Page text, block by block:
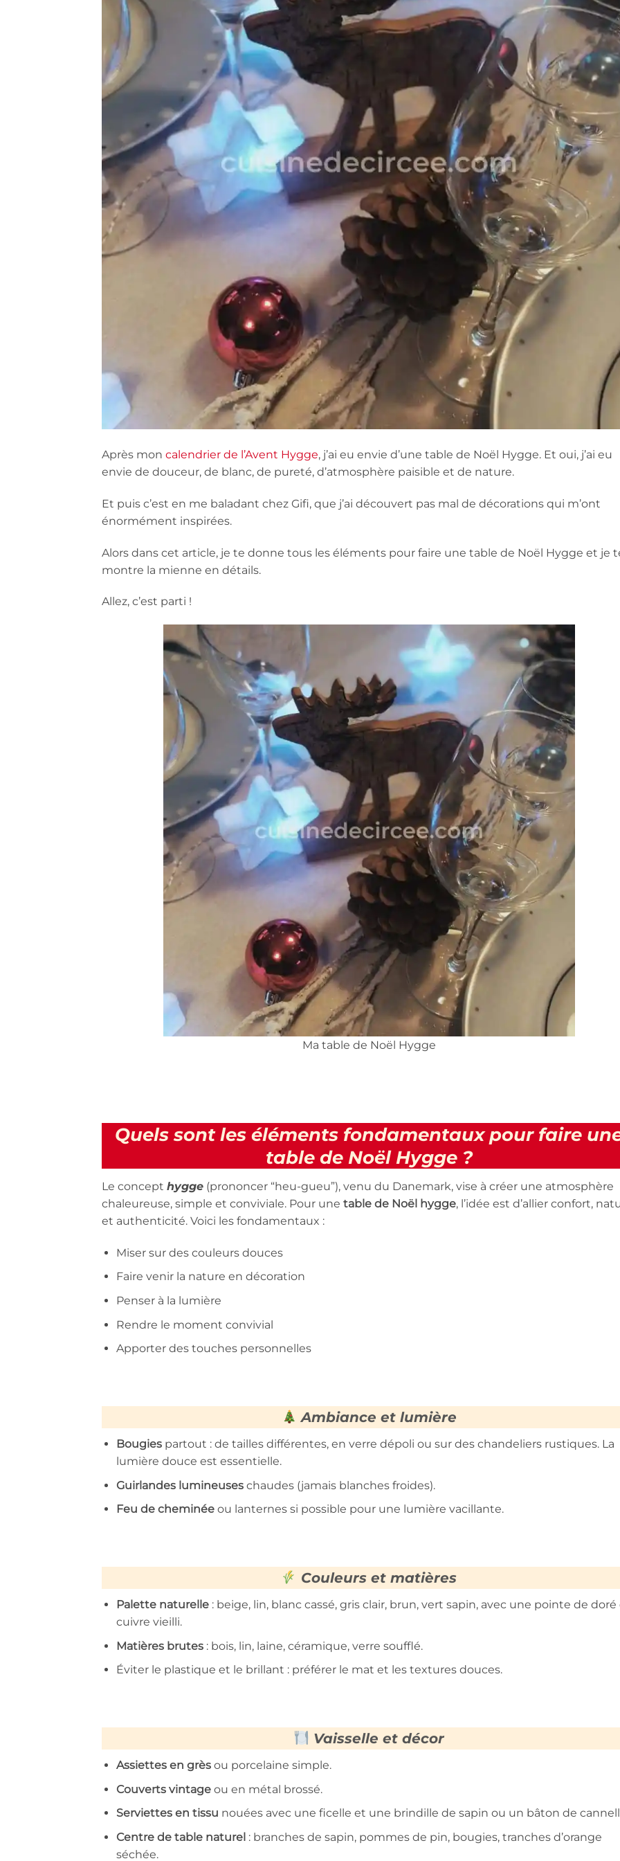
Après mon calendrier de l’Avent Hygge, j’ai eu envie d’une table de Noël Hygge. Et oui, j’ai eu
envie de douceur, de blanc, de pureté, d’atmosphère paisible et de nature.
Et puis c’est en me baladant chez Gifi, que j’ai découvert pas mal de décorations qui m’ont
énormément inspirées.
Alors dans cet article, je te donne tous les éléments pour faire une table de Noël Hygge et je
montre la mienne en détails.
Allez, c’est parti !
Ma table de Noël Hygge
Quels sont les éléments fondamentaux pour faire
table de Noël Hygge ?
Le concept hygge (prononcer “heu-gueu”), venu du Danemark, vise à créer une atmosphère
chaleureuse, simple et conviviale. Pour une table de Noël hygge, l’idée est d’allier confort,
et authenticité. Voici les fondamentaux :
Miser sur des couleurs douces
Faire venir la nature en décoration
Penser à la lumière
Rendre le moment convivial
Apporter des touches personnelles
Ambiance et lumière
Bougiespartout : de tailles différentes, en verre dépoli ou sur des chandeliers rustiques. La
lumière douce est essentielle.
Guirlandes lumineuseschaudes (jamais blanches froides).
Feu de cheminéeou lanternes si possible pour une lumière vacillante.
Couleurs et matières
Palette naturelle: beige, lin, blanc cassé, gris clair, brun, vert sapin, avec une pointe de doré
cuivre vieilli.
Matières brutes: bois, lin, laine, céramique, verre soufflé.
Éviter le plastique et le brillant : préférer le mat et les textures douces.
Vaisselle et décor
Assiettes en grèsou porcelaine simple.
Couverts vintageou en métal brossé.
Serviettes en tissu nouées avec une ficelle et une brindille de sapin ou un bâton de
Centre de table naturel: branches de sapin, pommes de pin, bougies, tranches d’orange
séchée.